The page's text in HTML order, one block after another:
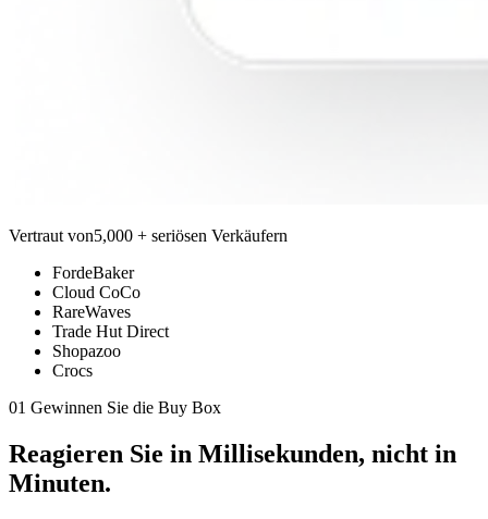
Vertraut von5,000 + seriösen Verkäufern
FordeBaker
Cloud CoCo
RareWaves
Trade Hut Direct
Shopazoo
Crocs
01 Gewinnen Sie die Buy Box
Reagieren Sie in Millisekunden, nicht in
Minuten.